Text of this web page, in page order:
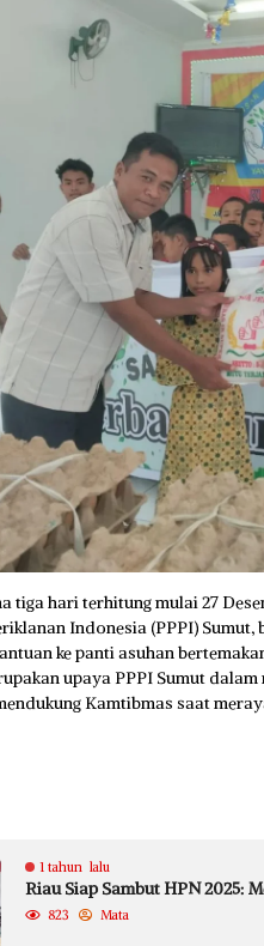
tiga hari terhitung mulai 27
Indonesia (PPPI)
ke panti asuhan
upaya PPPI Sumut
Kamtibmas saat
1 tahun lalu
Riau Siap Sambut HPN 2025:
823 Mata